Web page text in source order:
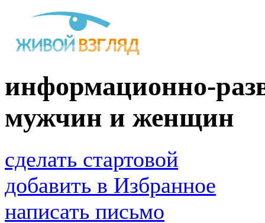
информационно-
мужчин и женщин
сделать стартовой
добавить в Избранное
написать письмо